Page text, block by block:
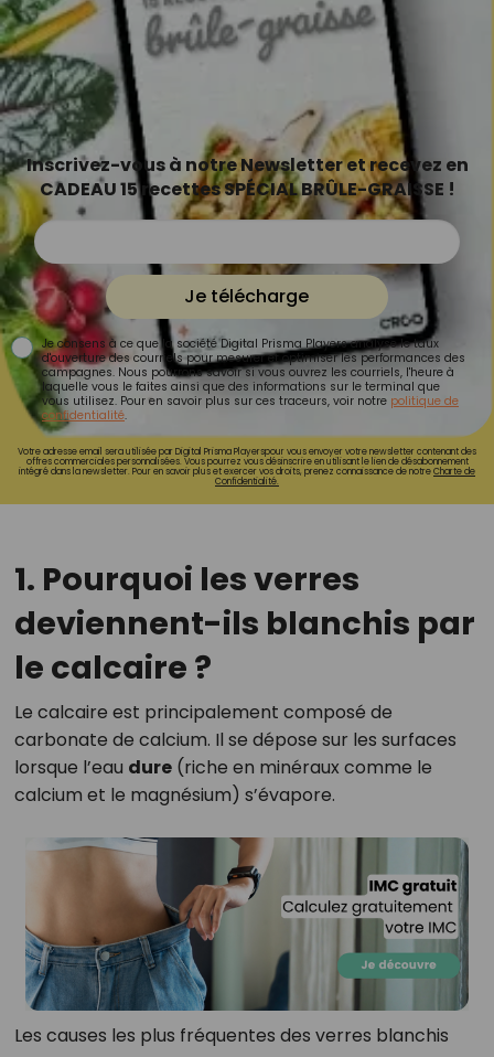
Inscrivez-vous à notre Newsletter et recevez en
CADEAU 15 recettes SPÉCIAL BRÛLE-GRAISSE !
Je télécharge
Je consens à ce que la société Digital Prisma Players analyse le taux
d'ouverture des courriels pour mesurer et optimiser les performances des
campagnes. Nous pourrons savoir si vous ouvrez les courriels, l'heure à
laquelle vous le faites ainsi que des informations sur le terminal que
vous utilisez. Pour en savoir plus sur ces traceurs, voir notre politique de
confidentialité.
Votre adresse email sera utilisée par Digital Prisma Playerspour vous envoyer votre newsletter contenant des
offres commerciales personnalisées. Vous pourrez vous désinscrire en utilisant le lien de désabonnement
intégré dans la newsletter. Pour en savoir plus et exercer vos droits, prenez connaissance de notreCharte de
Confidentialité.
1. Pourquoi les verres
deviennent-ils blanchis par
le calcaire ?
Le calcaire est principalement composé de
carbonate de calcium. Il se dépose sur les surfaces
lorsque l’eau dure(riche en minéraux comme le
calcium et le magnésium) s’évapore.
Les causes les plus fréquentes des verres blanchis